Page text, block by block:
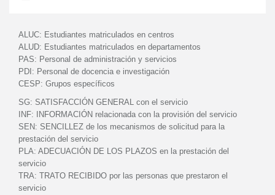
ALUC: Estudiantes matriculados en centros
ALUD: Estudiantes matriculados en departamentos
PAS: Personal de administración y servicios
PDI: Personal de docencia e investigación
CESP: Grupos específicos
SG: SATISFACCIÓN GENERAL con el servicio
INF:
INFORMACIÓN relacionada con la provisión del servicio
SEN: SENCILLEZ de los mecanismos de solicitud para la
prestación del servicio
PLA: ADECUACIÓN DE LOS PLAZOS en la prestación del
servicio
TRA: TRATO RECIBIDO por las personas que prestaron el
servicio